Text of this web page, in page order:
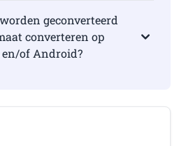
geconverteerd
converteren op
en/of Android?